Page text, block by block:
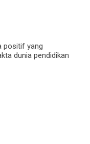
positif yang
dunia pendidikan